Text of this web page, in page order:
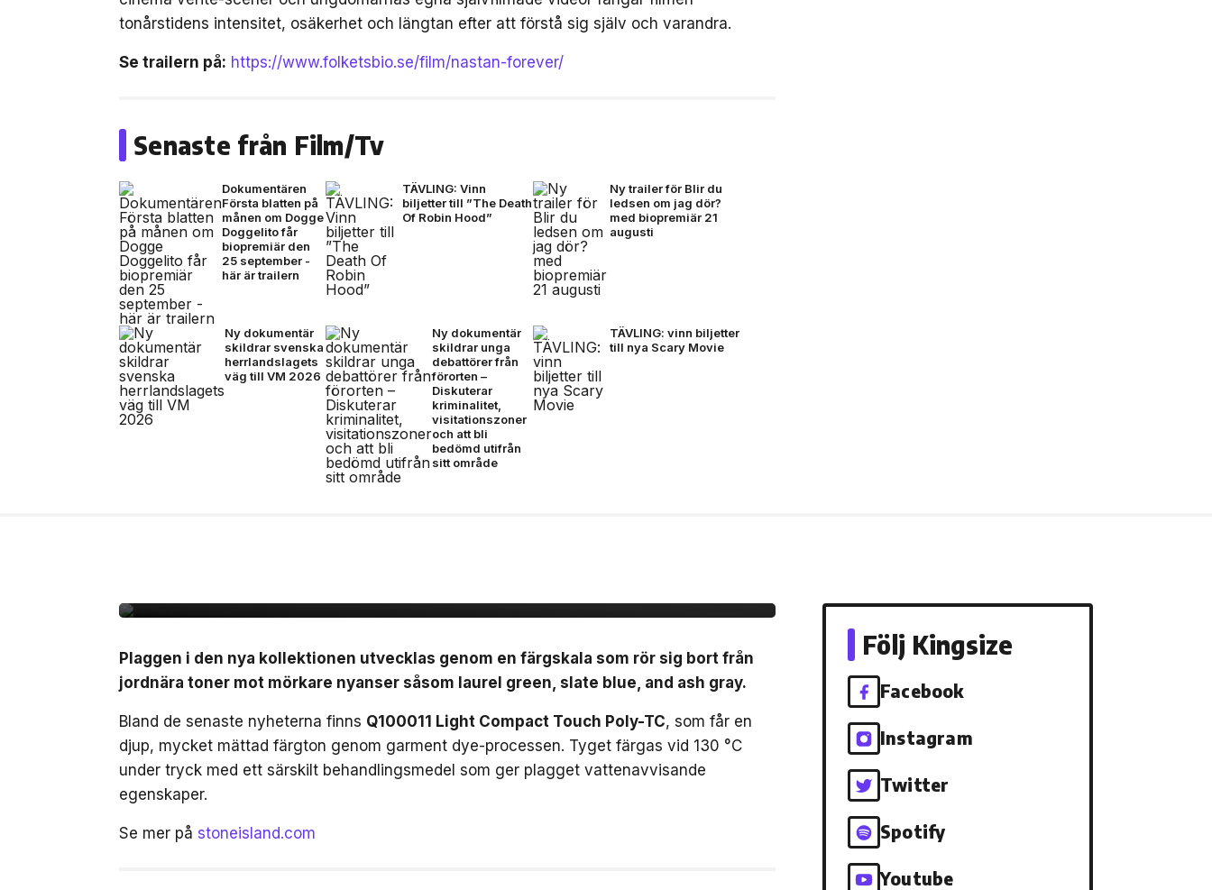
tonårstidens intensitet, osäkerhet och längtan efter att förstå sig själv och varandra.
Se trailern på: https://www.folketsbio.se/film/nastan-forever/
Senaste från Film/Tv
Dokumentären
Första blatten på
månen om Dogge
Doggelito får
biopremiär den
25 september -
här är trailern
TÄVLING: Vinn
biljetter till ”The Death
Of Robin Hood”
Ny trailer för Blir du
ledsen om jag dör?
med biopremiär 21
augusti
Ny dokumentär
skildrar svenska
herrlandslagets
väg till VM 2026
Ny dokumentär
skildrar unga
debattörer från
förorten –
Diskuterar
kriminalitet,
visitationszoner
och att bli
bedömd utifrån
sitt område
TÄVLING: vinn biljetter
till nya Scary Movie
Plaggen i den nya kollektionen utvecklas genom en färgskala som rör sig bort från
jordnära toner mot mörkare nyanser såsom laurel green, slate blue, and ash gray.
Bland de senaste nyheterna finns Q100011 Light Compact Touch Poly-TC, som får en
djup, mycket mättad färgton genom garment dye-processen. Tyget färgas vid 130 °C
under tryck med ett särskilt behandlingsmedel som ger plagget vattenavvisande
egenskaper.
Se mer på stoneisland.com
Följ Kingsize
Facebook
Instagram
Twitter
Spotify
Youtube